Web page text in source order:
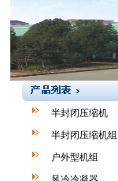
半封闭压缩机
半封闭压缩机组
户外型机组